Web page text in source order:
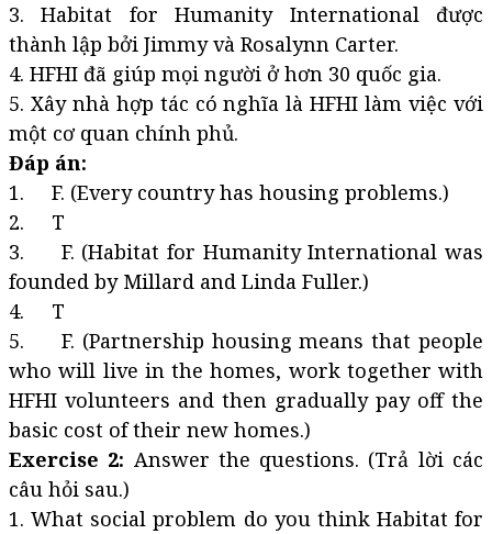
3. Habitat for Humanity International được
thành lập bởi Jimmy và Rosalynn Carter.
4. HFHI đã giúp mọi người ở hơn 30 quốc gia.
5. Xây nhà hợp tác có nghĩa là HFHI làm việc với
một cơ quan chính phủ.
Đáp án:
1. F. (Every country has housing problems.)
2. T
3. F. (Habitat for Humanity International was
founded by Millard and Linda Fuller.)
4. T
5. F. (Partnership housing means that people
who will live in the homes, work together with
HFHI volunteers and then gradually pay off the
basic cost of their new homes.)
Exercise 2: Answer the questions. (Trả lời các
câu hỏi sau.)
1. What social problem do you think Habitat for